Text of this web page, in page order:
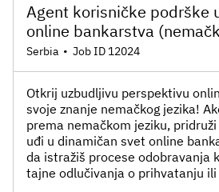
Agent korisničke podrške
online bankarstva
Serbia • Job ID 12024
Otkrij uzbudljivu perspektivu
svoje znanje nemačkog jezika!
prema nemačkom jeziku,
uđi u dinamičan svet online
da istražiš procese odobravanja
tajne odlučivanja o prihvatanju ili